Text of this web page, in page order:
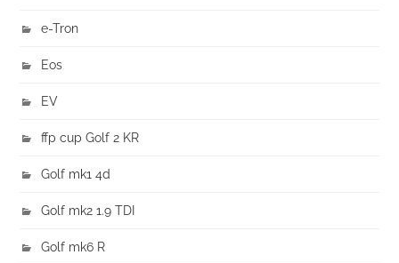
e-Tron
Eos
EV
ffp cup Golf 2 KR
Golf mk1 4d
Golf mk2 1.9 TDI
Golf mk6 R